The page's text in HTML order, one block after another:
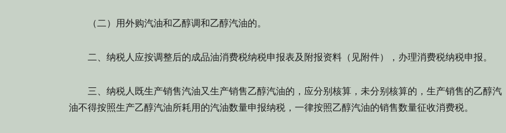
（二）用外购汽油和乙醇调和乙醇汽油的。
二、纳税人应按调整后的成品油消费税纳税申报表及附报资料（见附件），办理消费税纳税申报。
三、纳税人既生产销售汽油又生产销售乙醇汽油的，应分别核算，未分别核算的，生产销售的乙醇汽
油不得按照生产乙醇汽油所耗用的汽油数量申报纳税，一律按照乙醇汽油的销售数量征收消费税。